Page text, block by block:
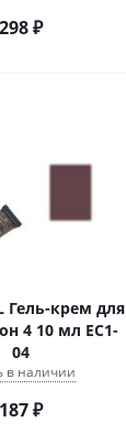
298₽
Гель-крем для
4 10 мл EC1-
04
в наличии
187₽